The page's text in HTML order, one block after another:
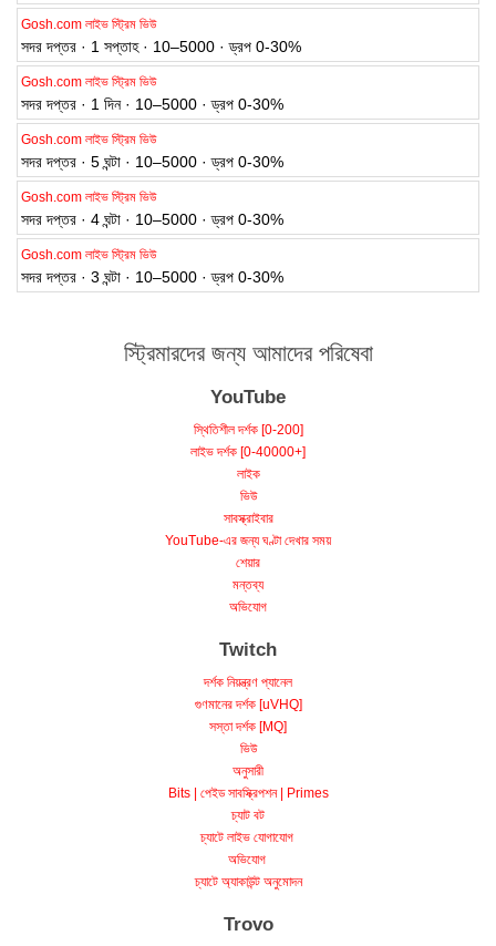
Gosh.com লাইভ স্ট্রিম ভিউ
সদর দপ্তর · 1 সপ্তাহ · 10–5000 · ড্রপ 0-30%
Gosh.com লাইভ স্ট্রিম ভিউ
সদর দপ্তর · 1 দিন · 10–5000 · ড্রপ 0-30%
Gosh.com লাইভ স্ট্রিম ভিউ
সদর দপ্তর · 5 ঘন্টা · 10–5000 · ড্রপ 0-30%
Gosh.com লাইভ স্ট্রিম ভিউ
সদর দপ্তর · 4 ঘন্টা · 10–5000 · ড্রপ 0-30%
Gosh.com লাইভ স্ট্রিম ভিউ
সদর দপ্তর · 3 ঘন্টা · 10–5000 · ড্রপ 0-30%
স্ট্রিমারদের জন্য আমাদের পরিষেবা
লাইভ দর্শক [0-40000+]
লাইক
ভিউ
সাবস্ক্রাইবার
YouTube-এর জন্য ঘণ্টা দেখার সময়
শেয়ার
মন্তব্য
অভিযোগ
গুণমানের দর্শক [uVHQ]
সস্তা দর্শক [MQ]
ভিউ
অনুসারী
Bits | পেইড সাবস্ক্রিপশন | Primes
চ্যাট বট
চ্যাটে লাইভ যোগাযোগ
অভিযোগ
চ্যাটে অ্যাকাউন্ট অনুমোদন